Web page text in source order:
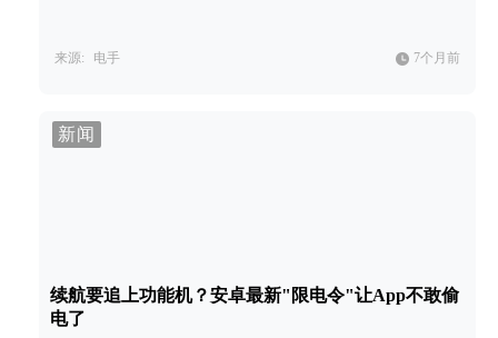
来源: 电手 7个月前
新闻
续航要追上功能机？安卓最新"限电令"让App不敢偷
电了